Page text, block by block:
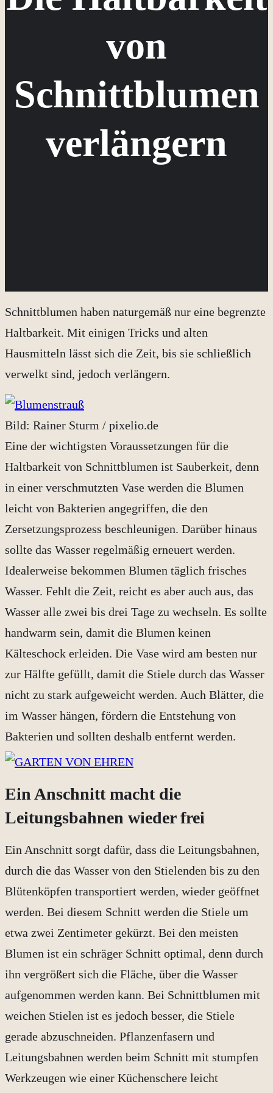
von
Schnittblumen
verlängern
Schnittblumen haben naturgemäß nur eine begrenzte
Haltbarkeit. Mit einigen Tricks und alten
Hausmitteln lässt sich die Zeit, bis sie schließlich
verwelkt sind, jedoch verlängern.
Bild: Rainer Sturm / pixelio.de
Eine der wichtigsten Voraussetzungen für die
Haltbarkeit von Schnittblumen ist Sauberkeit, denn
in einer verschmutzten Vase werden die Blumen
leicht von Bakterien angegriffen, die den
Zersetzungsprozess beschleunigen. Darüber hinaus
sollte das Wasser regelmäßig erneuert werden.
Idealerweise bekommen Blumen täglich frisches
Wasser. Fehlt die Zeit, reicht es aber auch aus, das
Wasser alle zwei bis drei Tage zu wechseln. Es sollte
handwarm sein, damit die Blumen keinen
Kälteschock erleiden. Die Vase wird am besten nur
zur Hälfte gefüllt, damit die Stiele durch das Wasser
nicht zu stark aufgeweicht werden. Auch Blätter, die
im Wasser hängen, fördern die Entstehung von
Bakterien und sollten deshalb entfernt werden.
Ein Anschnitt macht die
Leitungsbahnen wieder frei
Ein Anschnitt sorgt dafür, dass die Leitungsbahnen,
durch die das Wasser von den Stielenden bis zu den
Blütenköpfen transportiert werden, wieder geöffnet
werden. Bei diesem Schnitt werden die Stiele um
etwa zwei Zentimeter gekürzt. Bei den meisten
Blumen ist ein schräger Schnitt optimal, denn durch
ihn vergrößert sich die Fläche, über die Wasser
aufgenommen werden kann. Bei Schnittblumen mit
weichen Stielen ist es jedoch besser, die Stiele
gerade abzuschneiden. Pflanzenfasern und
Leitungsbahnen werden beim Schnitt mit stumpfen
Werkzeugen wie einer Küchenschere leicht